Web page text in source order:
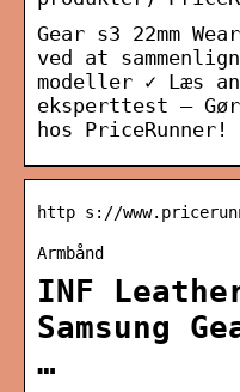
Gear s3 22mm
ved at
modeller ✓ Læs
eksperttest –
hos PriceRunner!
http s://
Armbånd
INF
Samsung
…